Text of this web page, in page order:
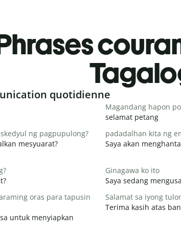
quotidienne
Magandang hapon po
selamat petang
ng pagpupulong?
mesyuarat?
padadalhan kita ng
Saya akan
Ginagawa ko ito
Saya sedang
oras para tapusin
untuk menyiapkan
Salamat sa iyong
Terima kasih atas